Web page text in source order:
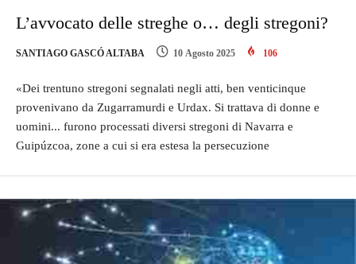
L’avvocato delle streghe o… degli stregoni?
SANTIAGO GASCÓ ALTABA 10 Agosto 2025 106
«Dei trentuno stregoni segnalati negli atti, ben venticinque
provenivano da Zugarramurdi e Urdax. Si trattava di donne e
uomini... furono processati diversi stregoni di Navarra e
Guipúzcoa, zone a cui si era estesa la persecuzione